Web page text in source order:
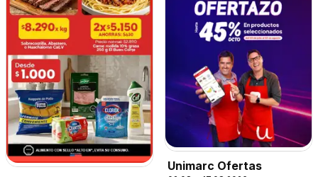
Unimarc Ofertas